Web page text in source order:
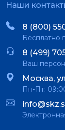
Наши
8 (800)
Бесплатно
8 (499)
Ваш
Москва,
Пн-Пт: